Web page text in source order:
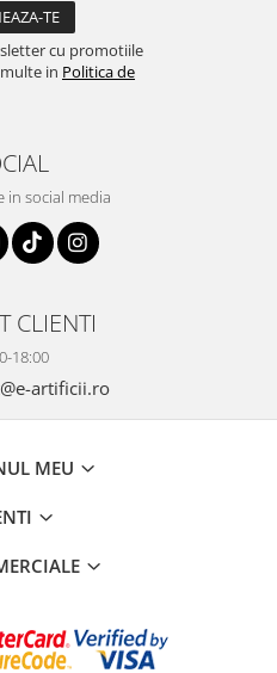
cu promotiile
in Politica de
in social media
CLIENTI
18:00
artificii.ro
MEU